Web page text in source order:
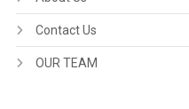
Contact Us
OUR TEAM